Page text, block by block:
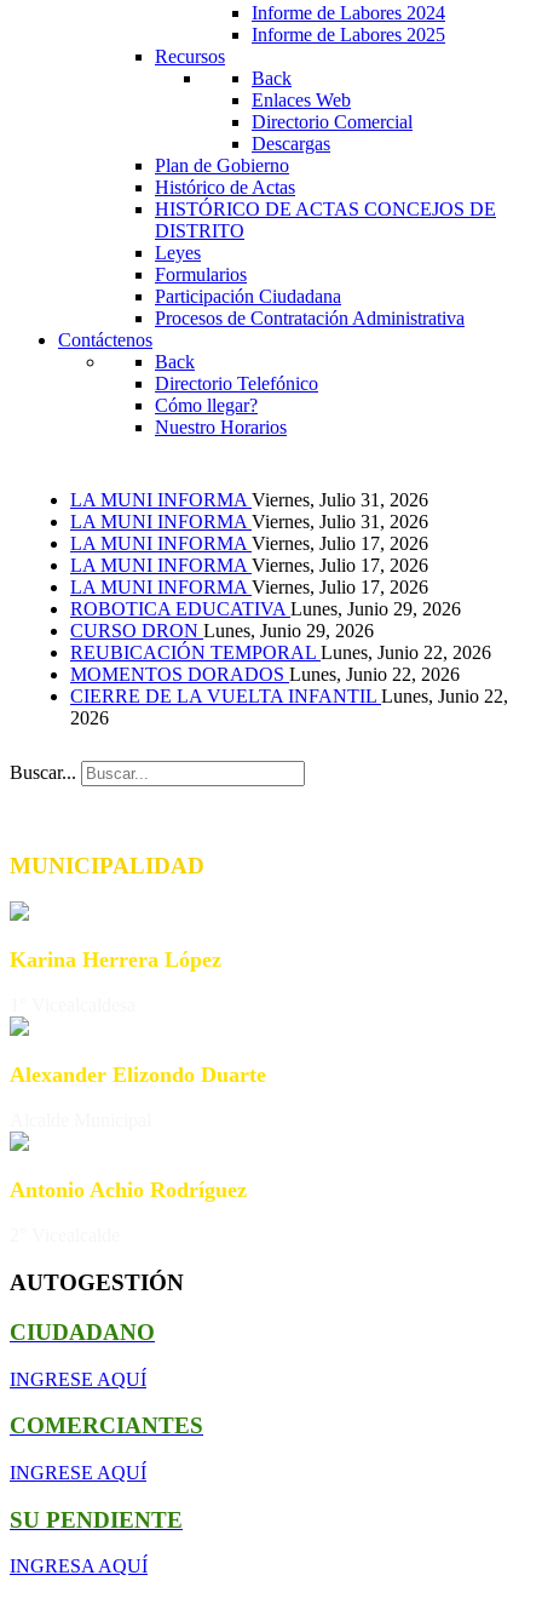
Informe de Labores 2024
Informe de Labores 2025
Recursos
Back
Enlaces Web
Directorio Comercial
Descargas
Plan de Gobierno
Histórico de Actas
HISTÓRICO DE ACTAS CONCEJOS DE
DISTRITO
Leyes
Formularios
Participación Ciudadana
Procesos de Contratación Administrativa
Contáctenos
Back
Directorio Telefónico
Cómo llegar?
Nuestro Horarios
LA MUNI INFORMA Viernes, Julio 31, 2026
LA MUNI INFORMA Viernes, Julio 31, 2026
LA MUNI INFORMA Viernes, Julio 17, 2026
LA MUNI INFORMA Viernes, Julio 17, 2026
LA MUNI INFORMA Viernes, Julio 17, 2026
ROBOTICA EDUCATIVA Lunes, Junio 29, 2026
CURSO DRON Lunes, Junio 29, 2026
REUBICACIÓN TEMPORAL Lunes, Junio 22, 2026
MOMENTOS DORADOS Lunes, Junio 22, 2026
CIERRE DE LA VUELTA INFANTIL Lunes, Junio 22,
2026
Buscar...
MUNICIPALIDAD
Karina Herrera López
Alexander Elizondo Duarte
Antonio Achio Rodríguez
AUTOGESTIÓN
CIUDADANO
INGRESE AQUÍ
COMERCIANTES
INGRESE AQUÍ
SU PENDIENTE
INGRESA AQUÍ